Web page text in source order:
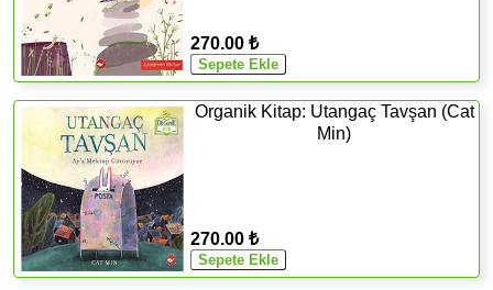
270.00 ₺
Organik Kitap: Utangaç Tavşan (Cat
Min)
270.00 ₺